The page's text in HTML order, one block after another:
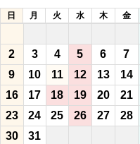
日 月 火 水 木 金
2
3 4 5 6 7
9
10 11 12 13 14
16
17 18 19 20 21
23
24 25 26 27 28
30
31